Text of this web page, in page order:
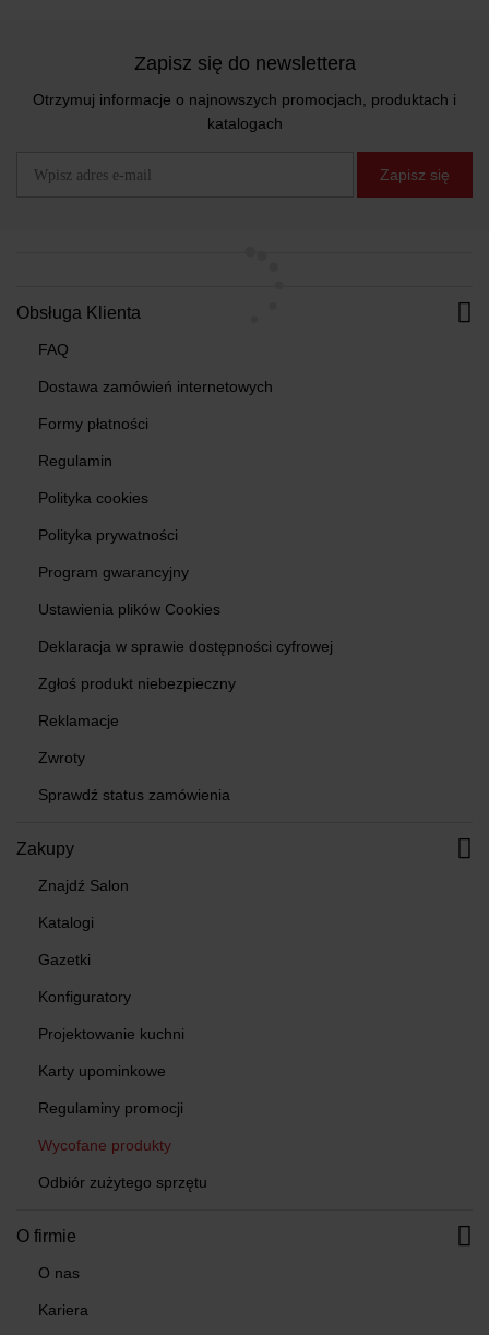
Zapisz się do newslettera
Otrzymuj informacje o najnowszych promocjach, produktach i
katalogach
Zapisz się
Obsługa Klienta
FAQ
Dostawa zamówień internetowych
Formy płatności
Regulamin
Polityka cookies
Polityka prywatności
Program gwarancyjny
Ustawienia plików Cookies
Deklaracja w sprawie dostępności cyfrowej
Zgłoś produkt niebezpieczny
Reklamacje
Zwroty
Sprawdź status zamówienia
Zakupy
Znajdź Salon
Katalogi
Gazetki
Konfiguratory
Projektowanie kuchni
Karty upominkowe
Regulaminy promocji
Wycofane produkty
Odbiór zużytego sprzętu
O firmie
O nas
Kariera